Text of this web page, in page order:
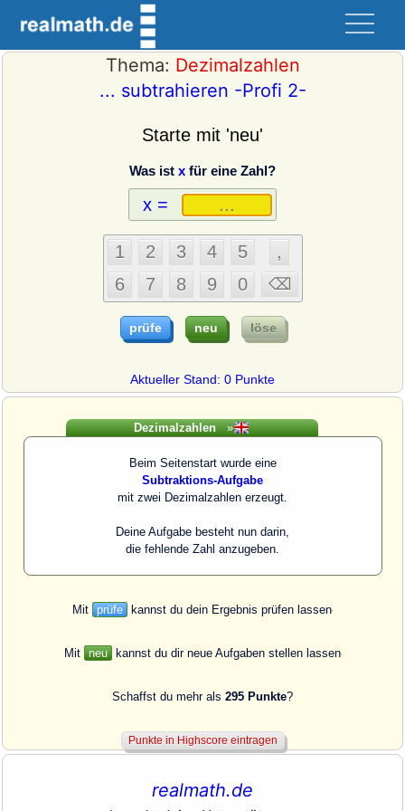
Dezimalzahlen»
Beim Seitenstart wurde eine
Subtraktions-Aufgabe
mit zwei Dezimalzahlen erzeugt.
Deine Aufgabe besteht nun darin,
die fehlende Zahl anzugeben.
Mit prüfe kannst du dein Ergebnis prüfen lassen
Mit neu kannst du dir neue Aufgaben stellen lassen
Schaffst du mehr als 295 Punkte?
Thema: Dezimalzahlen
... subtrahieren -Profi 2-
Starte mit 'neu'
Was ist x für eine Zahl?
Aktueller Stand: 0 Punkte
realmath.de